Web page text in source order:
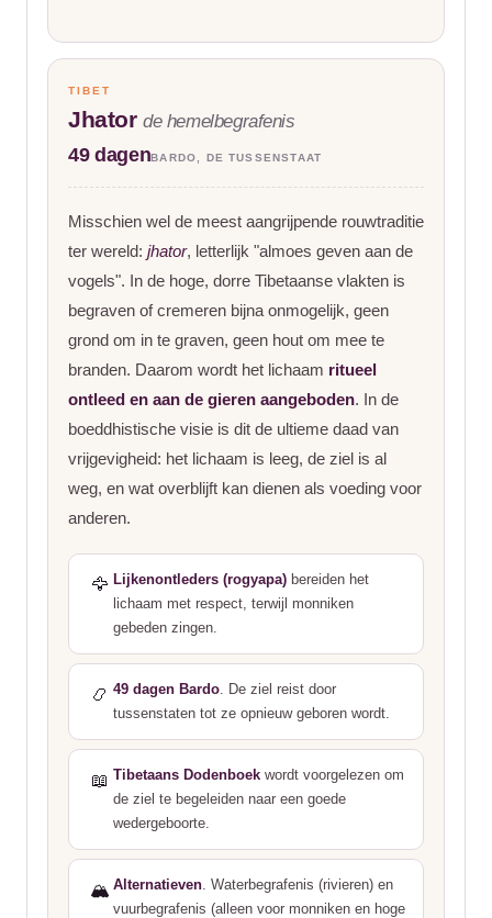
TIBET
Jhatorde hemelbegrafenis
49 dagenBARDO, DE TUSSENSTAAT
Misschien wel de meest aangrijpende rouwtraditie
ter wereld: jhator, letterlijk "almoes geven aan de
vogels". In de hoge, dorre Tibetaanse vlakten is
begraven of cremeren bijna onmogelijk, geen
grond om in te graven, geen hout om mee te
branden. Daarom wordt het lichaam ritueel
ontleed en aan de gieren aangeboden. In de
boeddhistische visie is dit de ultieme daad van
vrijgevigheid: het lichaam is leeg, de ziel is al
weg, en wat overblijft kan dienen als voeding voor
anderen.
🦅 Lijkenontleders (rogyapa) bereiden het
lichaam met respect, terwijl monniken
gebeden zingen.
📿 49 dagen Bardo . De ziel reist door
tussenstaten tot ze opnieuw geboren wordt.
📖 Tibetaans Dodenboek wordt voorgelezen om
de ziel te begeleiden naar een goede
wedergeboorte.
🏔️ Alternatieven . Waterbegrafenis (rivieren) en
vuurbegrafenis (alleen voor monniken en hoge